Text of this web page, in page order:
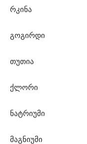
რკინა
გოგირდი
თუთია
ქლორი
ნატრიუმი
მაგნიუმი